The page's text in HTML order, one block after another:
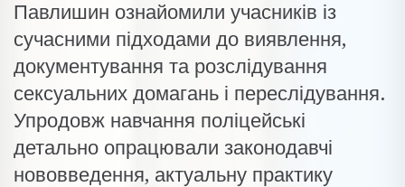
Павлишин ознайомили учасників із
сучасними підходами до виявлення,
документування та розслідування
сексуальних домагань і переслідування.
Упродовж навчання поліцейські
детально опрацювали законодавчі
нововведення, актуальну практику